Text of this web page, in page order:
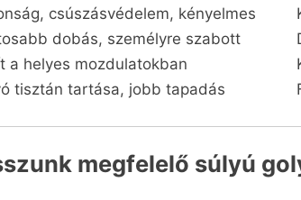
csúszásvédelem, kényelmes
dobás, személyre szabott
a helyes mozdulatokban
tisztán tartása, jobb tapadás
megfelelő súlyú